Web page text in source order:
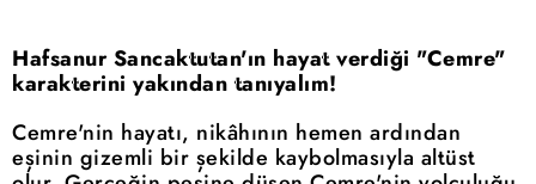
Hafsanur Sancaktutan'ın hayat verdiği "Cemre"
karakterini yakından tanıyalım!
Cemre'nin hayatı, nikâhının hemen ardından
eşinin gizemli bir şekilde kaybolmasıyla altüst